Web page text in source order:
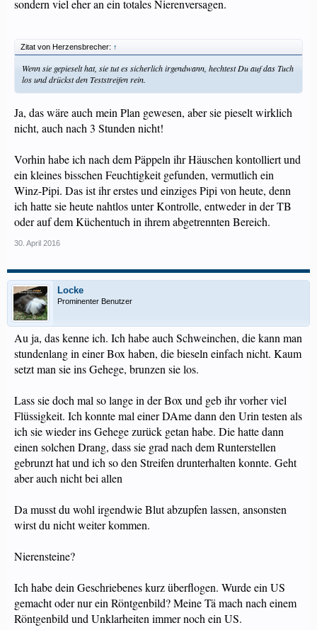
sondern viel eher an ein totales Nierenversagen.
Zitat von Herzensbrecher: ↑
Wenn sie gepieselt hat, sie tut es sicherlich irgendwann, hechtest Du auf das Tuch
los und drückst den Teststreifen rein.
Ja, das wäre auch mein Plan gewesen, aber sie pieselt wirklich
nicht, auch nach 3 Stunden nicht!
Vorhin habe ich nach dem Päppeln ihr Häuschen kontolliert und
ein kleines bisschen Feuchtigkeit gefunden, vermutlich ein
Winz-Pipi. Das ist ihr erstes und einziges Pipi von heute, denn
ich hatte sie heute nahtlos unter Kontrolle, entweder in der TB
oder auf dem Küchentuch in ihrem abgetrennten Bereich.
30. April 2016
Locke
Prominenter Benutzer
Au ja, das kenne ich. Ich habe auch Schweinchen, die kann man
stundenlang in einer Box haben, die bieseln einfach nicht. Kaum
setzt man sie ins Gehege, brunzen sie los.
Lass sie doch mal so lange in der Box und geb ihr vorher viel
Flüssigkeit. Ich konnte mal einer DAme dann den Urin testen als
ich sie wieder ins Gehege zurück getan habe. Die hatte dann
einen solchen Drang, dass sie grad nach dem Runterstellen
gebrunzt hat und ich so den Streifen drunterhalten konnte. Geht
aber auch nicht bei allen
Da musst du wohl irgendwie Blut abzupfen lassen, ansonsten
wirst du nicht weiter kommen.
Nierensteine?
Ich habe dein Geschriebenes kurz überflogen. Wurde ein US
gemacht oder nur ein Röntgenbild? Meine Tä mach nach einem
Röntgenbild und Unklarheiten immer noch ein US.